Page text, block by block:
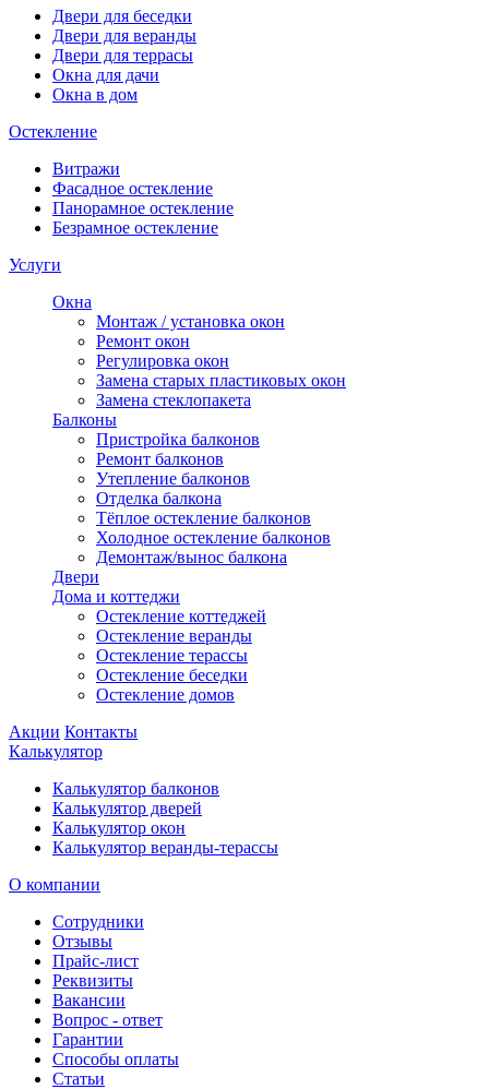
Двери для беседки
Двери для веранды
Двери для террасы
Окна для дачи
Окна в дом
Остекление
Витражи
Фасадное остекление
Панорамное остекление
Безрамное остекление
Услуги
Окна
Монтаж / установка окон
Ремонт окон
Регулировка окон
Замена старых пластиковых окон
Замена стеклопакета
Балконы
Пристройка балконов
Ремонт балконов
Утепление балконов
Отделка балкона
Тёплое остекление балконов
Холодное остекление балконов
Демонтаж/вынос балкона
Двери
Дома и коттеджи
Остекление коттеджей
Остекление веранды
Остекление терассы
Остекление беседки
Остекление домов
Акции Контакты
Калькулятор
Калькулятор балконов
Калькулятор дверей
Калькулятор окон
Калькулятор веранды-терассы
О компании
Сотрудники
Отзывы
Прайс-лист
Реквизиты
Вакансии
Вопрос - ответ
Гарантии
Способы оплаты
Статьи